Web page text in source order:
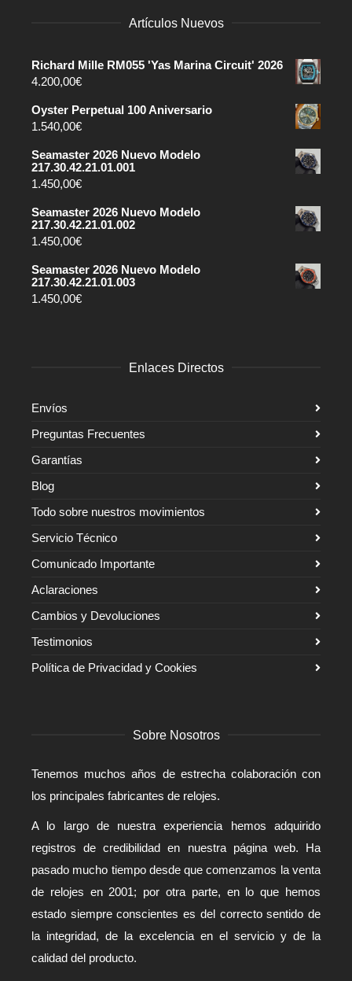
Artículos Nuevos
Richard Mille RM055 'Yas Marina Circuit' 2026
4.200,00€
Oyster Perpetual 100 Aniversario
1.540,00€
Seamaster 2026 Nuevo Modelo
217.30.42.21.01.001
1.450,00€
Seamaster 2026 Nuevo Modelo
217.30.42.21.01.002
1.450,00€
Seamaster 2026 Nuevo Modelo
217.30.42.21.01.003
1.450,00€
Enlaces Directos
Envíos
Preguntas Frecuentes
Garantías
Blog
Todo sobre nuestros movimientos
Servicio Técnico
Comunicado Importante
Aclaraciones
Cambios y Devoluciones
Testimonios
Política de Privacidad y Cookies
Sobre Nosotros
Tenemos muchos años de estrecha colaboración con
los principales fabricantes de relojes.
A lo largo de nuestra experiencia hemos adquirido
registros de credibilidad en nuestra página web. Ha
pasado mucho tiempo desde que comenzamos la venta
de relojes en 2001; por otra parte, en lo que hemos
estado siempre conscientes es del correcto sentido de
la integridad, de la excelencia en el servicio y de la
calidad del producto.